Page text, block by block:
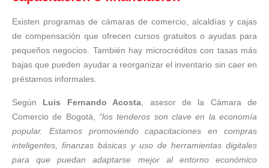
Existen programas de cámaras de comercio, alcaldías y cajas
de compensación que ofrecen cursos gratuitos o ayudas para
pequeños negocios. También hay microcréditos con tasas más
bajas que pueden ayudar a reorganizar el inventario sin caer en
préstamos informales.
Según Luis Fernando Acosta , asesor de la Cámara de
Comercio de Bogotá, “los tenderos son clave en la economía
popular. Estamos promoviendo capacitaciones en compras
inteligentes, finanzas básicas y uso de herramientas digitales
para que puedan adaptarse mejor al entorno económico